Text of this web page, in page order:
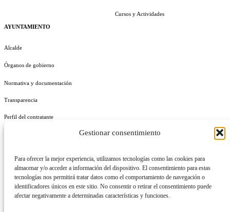
Gestionar consentimiento
Para ofrecer la mejor experiencia, utilizamos tecnologías como las cookies para
almacenar y/o acceder a información del dispositivo. El consentimiento para estas
tecnologías nos permitirá tratar datos como el comportamiento de navegación o
identificadores únicos en este sitio. No consentir o retirar el consentimiento puede
afectar negativamente a determinadas características y funciones.
AYUNTAMIENTO
Alcalde
Órganos de gobierno
Normativa y documentación
Transparencia
Perfil del contratante
Cursos y Actividades